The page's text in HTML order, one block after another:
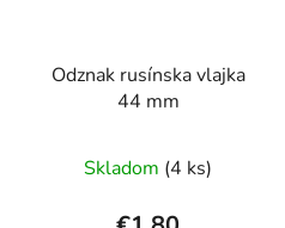
Odznak rusínska vlajka
44 mm
Skladom (4 ks)